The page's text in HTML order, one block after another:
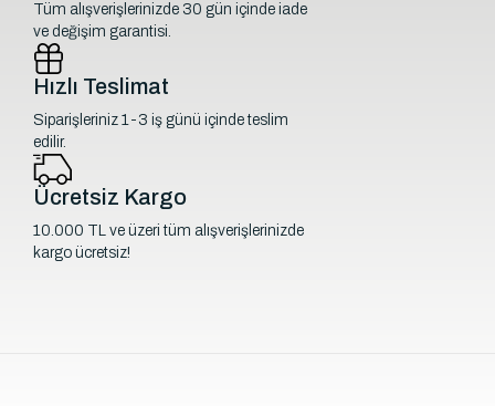
Tüm alışverişlerinizde 30 gün içinde iade
ve değişim garantisi.
Hızlı Teslimat
Siparişleriniz 1-3 iş günü içinde teslim
edilir.
Ücretsiz Kargo
10.000 TL ve üzeri tüm alışverişlerinizde
kargo ücretsiz!